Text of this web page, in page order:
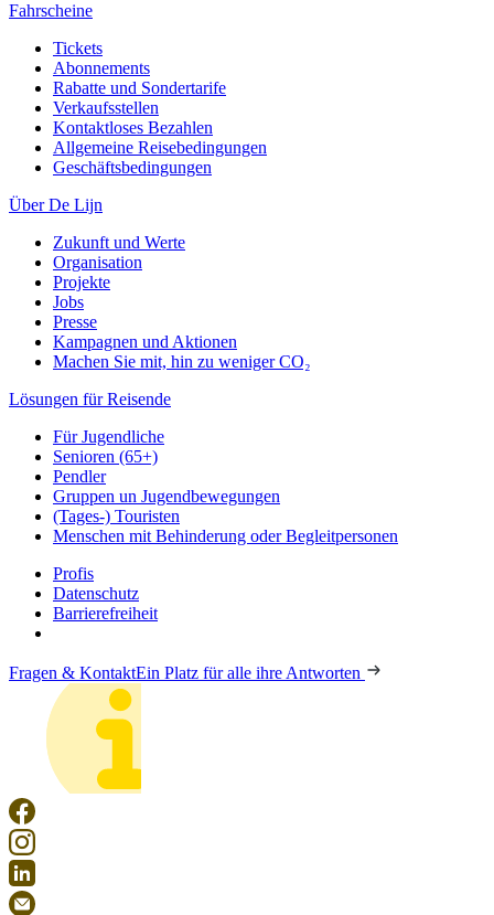
Fahrscheine
Tickets
Abonnements
Rabatte und Sondertarife
Verkaufsstellen
Kontaktloses Bezahlen
Allgemeine Reisebedingungen
Geschäftsbedingungen
Über De Lijn
Zukunft und Werte
Organisation
Projekte
Jobs
Presse
Kampagnen und Aktionen
Machen Sie mit, hin zu weniger CO₂
Lösungen für Reisende
Für Jugendliche
Senioren (65+)
Pendler
Gruppen un Jugendbewegungen
(Tages-) Touristen
Menschen mit Behinderung oder Begleitpersonen
Profis
Datenschutz
Barrierefreiheit
Fragen & KontaktEin Platz für alle ihre Antworten